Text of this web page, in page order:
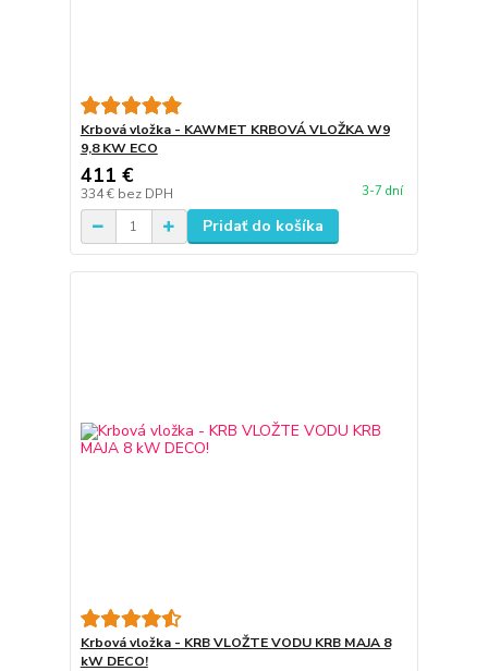
Krbová vložka - KAWMET KRBOVÁ VLOŽKA W9
9,8 KW ECO
411 €
334 € bez DPH 3-7 dní
Pridať do košíka
Krbová vložka - KRB VLOŽTE VODU KRB MAJA 8
kW DECO!